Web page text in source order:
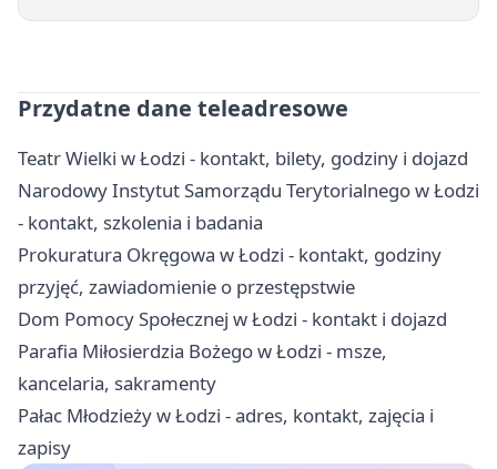
Przydatne dane teleadresowe
Teatr Wielki w Łodzi - kontakt, bilety, godziny i dojazd
Narodowy Instytut Samorządu Terytorialnego w Łodzi
- kontakt, szkolenia i badania
Prokuratura Okręgowa w Łodzi - kontakt, godziny
przyjęć, zawiadomienie o przestępstwie
Dom Pomocy Społecznej w Łodzi - kontakt i dojazd
Parafia Miłosierdzia Bożego w Łodzi - msze,
kancelaria, sakramenty
Pałac Młodzieży w Łodzi - adres, kontakt, zajęcia i
zapisy